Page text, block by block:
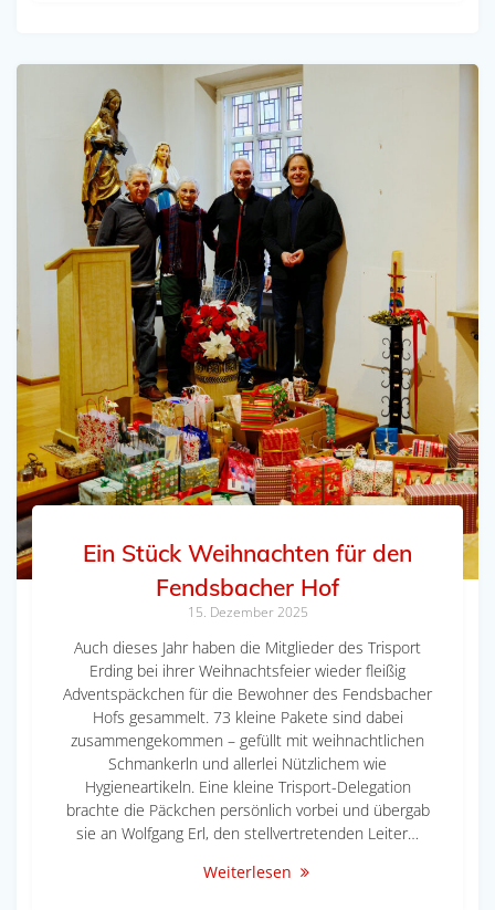
Ein Stück Weihnachten für den
Fendsbacher Hof
15. Dezember 2025
Auch dieses Jahr haben die Mitglieder des Trisport
Erding bei ihrer Weihnachtsfeier wieder fleißig
Adventspäckchen für die Bewohner des Fendsbacher
Hofs gesammelt. 73 kleine Pakete sind dabei
zusammengekommen – gefüllt mit weihnachtlichen
Schmankerln und allerlei Nützlichem wie
Hygieneartikeln. Eine kleine Trisport-Delegation
brachte die Päckchen persönlich vorbei und übergab
sie an Wolfgang Erl, den stellvertretenden Leiter…
Weiterlesen